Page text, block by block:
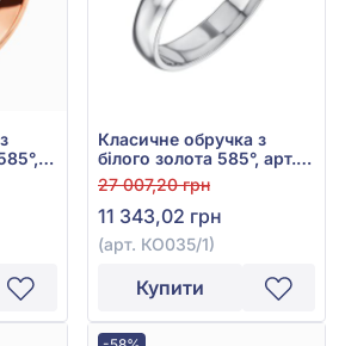
Класичне обручка з
білого золота 585°, арт.
КО035/1
27 007,20 грн
11 343,02 грн
(арт. КО035/1)
Купити